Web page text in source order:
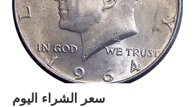
سعر الشراء اليوم